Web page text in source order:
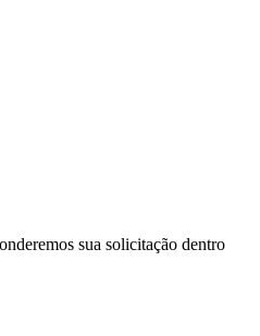
sua solicitação dentro